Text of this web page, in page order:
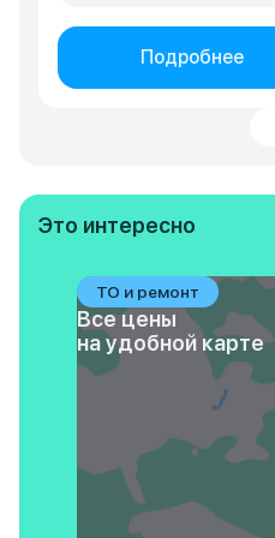
Подробнее
Это интересно
ТО и ремонт
Все цены
на удобной карте